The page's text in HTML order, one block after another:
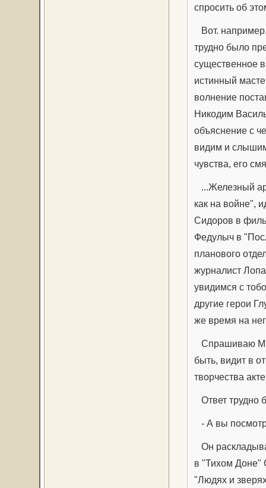
спросить об
Вот.
трудно было
существенное
истинный
волнение
Никодим
объяснение с
видим и
чувства, его
...Железный
как на войне",
Сидоров в
Федулыч в
планового
журналист
увидимся с
другие герои
же время на
Спрашиваю
быть, видит в
творчества
Ответ трудно
- А вы
Он
в "Тихом Доне"
"Людях и